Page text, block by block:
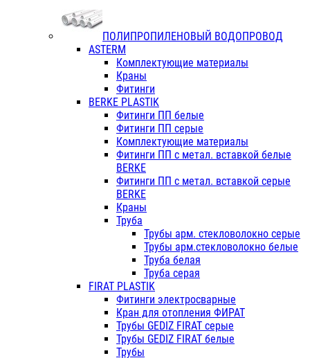
ПОЛИПРОПИЛЕНОВЫЙ ВОДОПРОВОД
ASTERM
Комплектующие материалы
Краны
Фитинги
BERKE PLASTIK
Фитинги ПП белые
Фитинги ПП серые
Комплектующие материалы
Фитинги ПП с метал. вставкой белые
BERKE
Фитинги ПП с метал. вставкой серые
BERKE
Краны
Труба
Трубы арм. стекловолокно серые
Трубы арм.стекловолокно белые
Труба белая
Труба серая
FIRAT PLASTIK
Фитинги электросварные
Кран для отопления ФИРАТ
Трубы GEDIZ FIRAT серые
Трубы GEDIZ FIRAT белые
Трубы